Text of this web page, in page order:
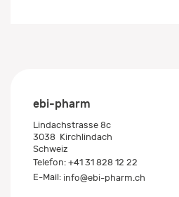
ebi-pharm
Lindachstrasse 8c
3038 Kirchlindach
Schweiz
Telefon: +41 31 828 12 22
E-Mail: info@ebi-pharm.ch